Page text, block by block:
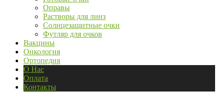
Оправы
Растворы для линз
Солнцезащитные очки
Футляр для очков
Вакцины
Онкология
Ортопедия
О Нас
Оплата
Контакты